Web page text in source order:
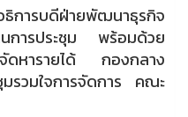
การบดีฝ่ายพัฒนาธุรกิจ
นการประชุม พร้อมด้วย
ดหารายได้ กองกลาง
รวมใจการจัดการ คณะ